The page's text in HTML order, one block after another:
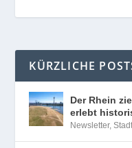
KÜRZLICHE
Der Rhein
erlebt
Newsletter,